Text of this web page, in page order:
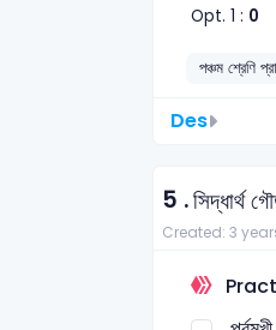
Opt. 1 : 0
পঞ্চম শ্রেণি
Des
5 .সিদ্ধার্থ
Created: 3